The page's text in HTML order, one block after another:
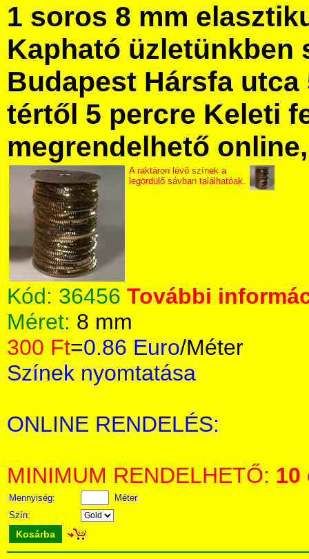
1 soros 8 mm
Kapható üzletünkben
Budapest Hársfa utca
tértől 5 percre Keleti
megrendelhető
A raktáron lévő színek a
legördülő sávban találhatóak.
Kód: 36456 További
Méret: 8 mm
300 Ft=0.86 Euro/Méter
Színek nyomtatása
ONLINE RENDELÉS:
MINIMUM RENDELHETŐ: 10
Mennyiség:
Méter
Szín:
Kosárba